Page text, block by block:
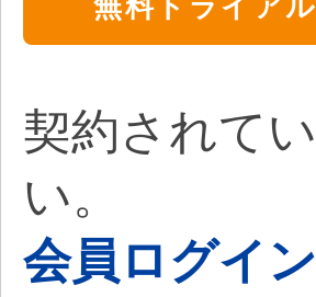
無料トライアル
契約されて
い。
会員ログイン